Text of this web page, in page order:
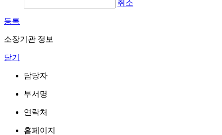
취소
등록
소장기관 정보
닫기
담당자
부서명
연락처
홈페이지